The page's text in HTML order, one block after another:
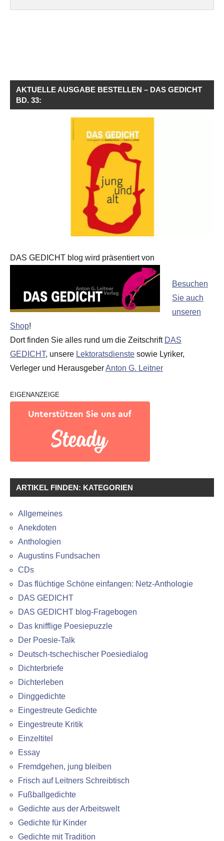
AKTUELLE AUSGABE BESTELLEN – DAS GEDICHT
BD. 33:
DAS GEDICHT blog wird präsentiert von
Besuchen
Sie auch
unseren
Shop!
Dort finden Sie alles rund um die Zeitschrift DAS
GEDICHT, unsere Lektoratsdienste sowie Lyriker,
Verleger und HerausgeberAnton G. Leitner
EIGENANZEIGE
ARTIKEL FINDEN: KATEGORIEN
Allgemeines
Anekdoten
Anthologien
Augustins Fundsachen
CDs
Das flüchtige Schöne einfangen: Netz-Anthologie
DAS GEDICHT
DAS GEDICHT blog-Fragebogen
Das knifflige Poesiepuzzle
Der Poesie-Talk
Deutsch-tschechischer Poesiedialog
Dichterbriefe
Dichterleben
Dinggedichte
Eingestreute Gedichte
Eingestreute Kritik
Einzeltitel
Essay
Fremdgehen, jung bleiben
Frisch auf Leitners Schreibtisch
Fußballgedichte
Gedichte aus der Arbeitswelt
Gedichte für Kinder
Gedichte mit Tradition